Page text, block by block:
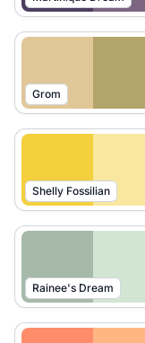
Grom
Shelly Fossilian
Rainee's Dream